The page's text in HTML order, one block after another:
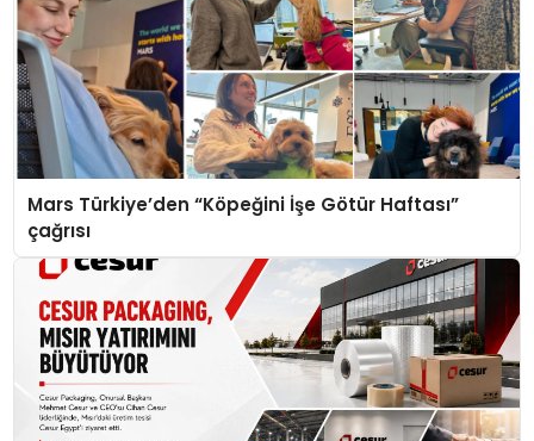
Mars Türkiye’den “Köpeğini İşe Götür Haftası”
çağrısı